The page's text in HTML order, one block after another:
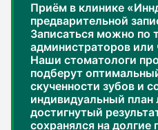
Приём в клинике
предварительной
Записаться можно по
администраторов или
Наши стоматологи
подберут
скученности зубов и
индивидуальный план
достигнутый
сохранялся на долгие